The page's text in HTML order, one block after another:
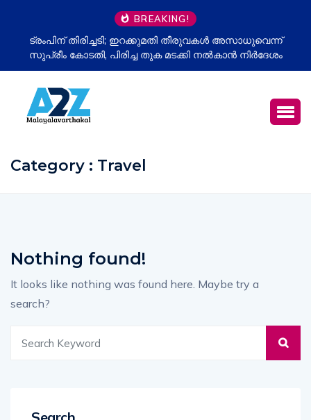
BREAKING!
ട്രംപിന് തിരിച്ചടി; ഇറക്കുമതി തീരുവകൾ അസാധുവെന്ന്
സുപ്രീം കോടതി, പിരിച്ച തുക മടക്കി നൽകാൻ നിർദേശം
Category : Travel
Nothing found!
It looks like nothing was found here. Maybe try a
search?